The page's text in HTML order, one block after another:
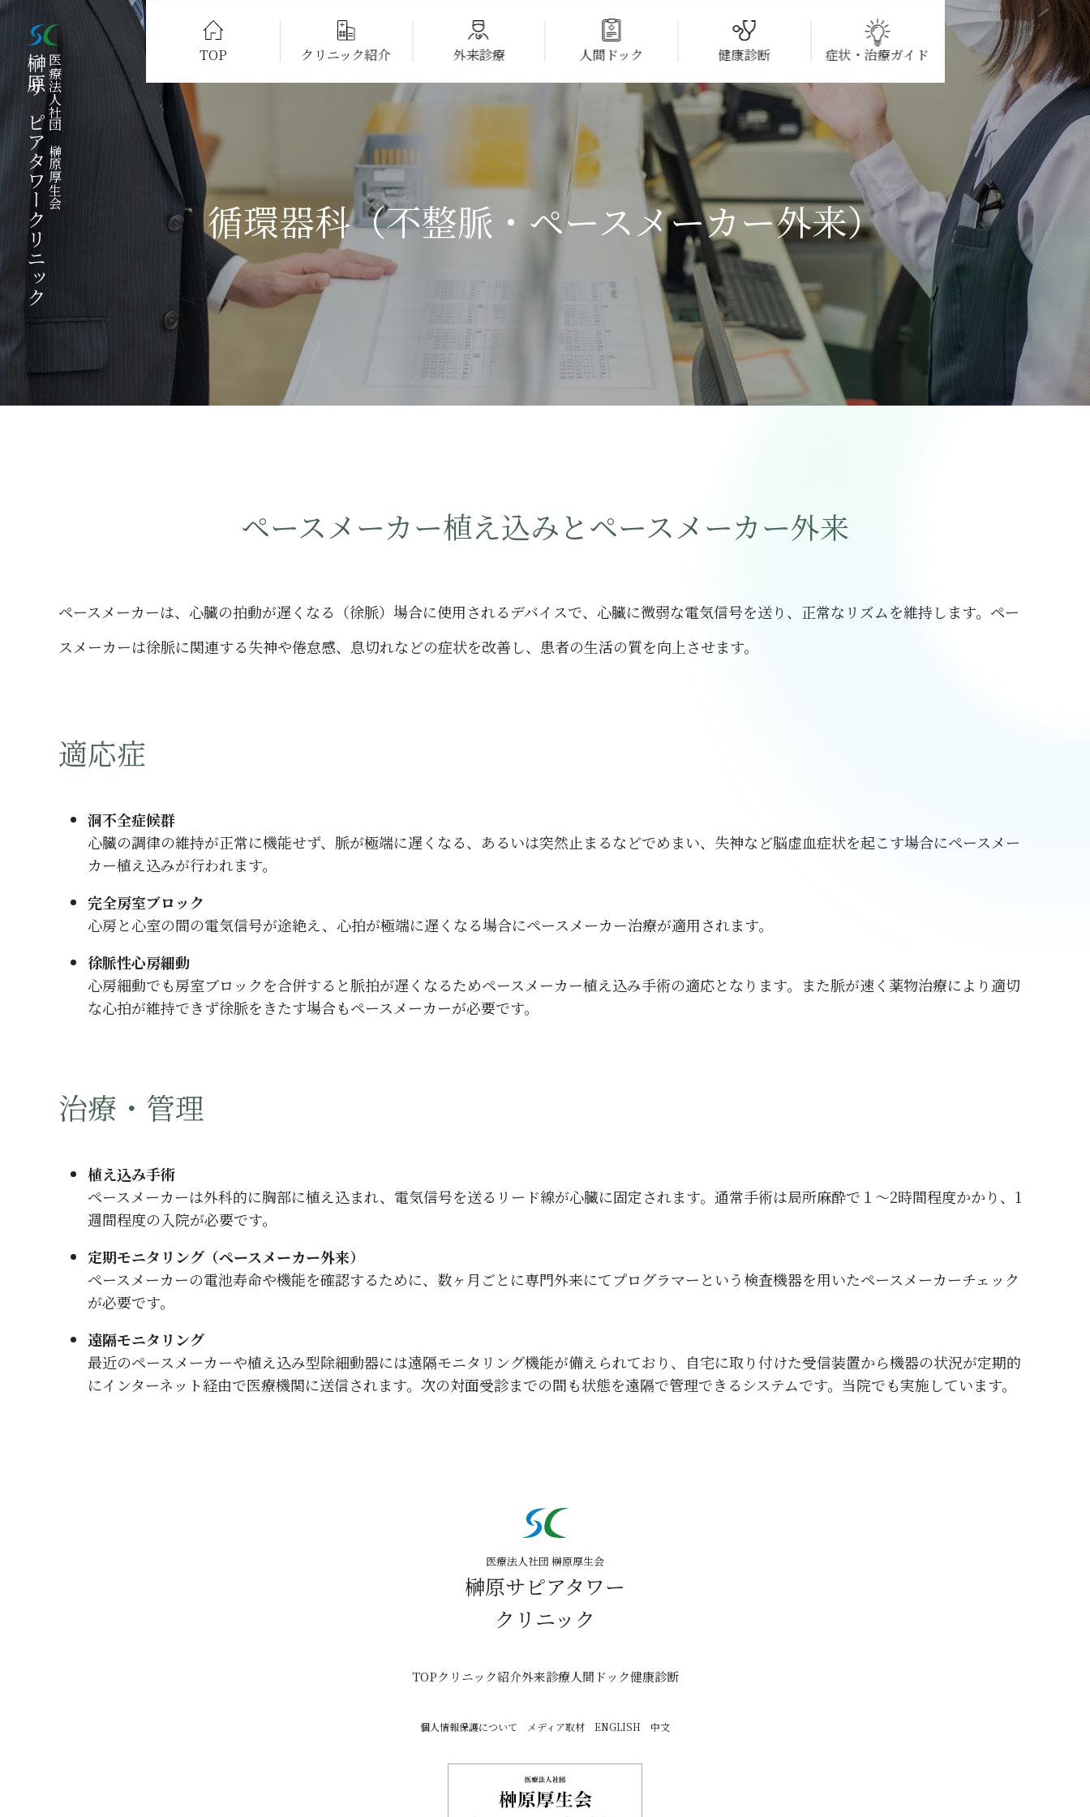
医療法人社団　榊原厚生会
榊原サピアタワークリニック TOP クリニック紹介
クリニックの理念・特徴
施設・設備・医療機器紹介
提携医療機関
よくあるご質問
アクセス・診療時間
採用サイト
外来診療
外来診療について
診療科目
循環器内科・心臓血管外科
循環器科（不整脈・ペースメーカー外来）
成人先天性心疾患（ACHD）外来
消化器内科
人間ドック
オプション検査
上部消化管内視鏡検査（胃カメラ）
大腸3D-CT検査（バーチャル内視鏡検査）
LOX-Index®（動脈硬化予防）
MCIプラス（認知症検査）
健康診断
企業・健保組合担当者様へのご案内
コース・料金
オプション検査
症状・治療ガイド
循環器科
糖尿病代謝内科
循環器科（不整脈・ペースメーカー外来）
ペースメーカー植え込みとペースメーカー外来
ペースメーカーは、心臓の拍動が遅くなる（徐脈）場合に使用されるデバイスで、心臓に微弱な電気信号を送り、正常なリズムを維持します。ペー
スメーカーは徐脈に関連する失神や倦怠感、息切れなどの症状を改善し、患者の生活の質を向上させます。
適応症
洞不全症候群
心臓の調律の維持が正常に機能せず、脈が極端に遅くなる、あるいは突然止まるなどでめまい、失神など脳虚血症状を起こす場合にペースメー
カー植え込みが行われます。
完全房室ブロック
心房と心室の間の電気信号が途絶え、心拍が極端に遅くなる場合にペースメーカー治療が適用されます。
徐脈性心房細動
心房細動でも房室ブロックを合併すると脈拍が遅くなるためペースメーカー植え込み手術の適応となります。また脈が速く薬物治療により適切
な心拍が維持できず徐脈をきたす場合もペースメーカーが必要です。
治療・管理
植え込み手術
ペースメーカーは外科的に胸部に植え込まれ、電気信号を送るリード線が心臓に固定されます。通常手術は局所麻酔で１～2時間程度かかり、1
週間程度の入院が必要です。
定期モニタリング（ペースメーカー外来）
ペースメーカーの電池寿命や機能を確認するために、数ヶ月ごとに専門外来にてプログラマーという検査機器を用いたペースメーカーチェック
が必要です。
遠隔モニタリング
最近のペースメーカーや植え込み型除細動器には遠隔モニタリング機能が備えられており、自宅に取り付けた受信装置から機器の状況が定期的
にインターネット経由で医療機関に送信されます。次の対面受診までの間も状態を遠隔で管理できるシステムです。当院でも実施しています。
医療法人社団 榊原厚生会
榊原サピアタワー
クリニック
TOPクリニック紹介外来診療人間ドック健康診断
個人情報保護について メディア取材 ENGLISH 中文